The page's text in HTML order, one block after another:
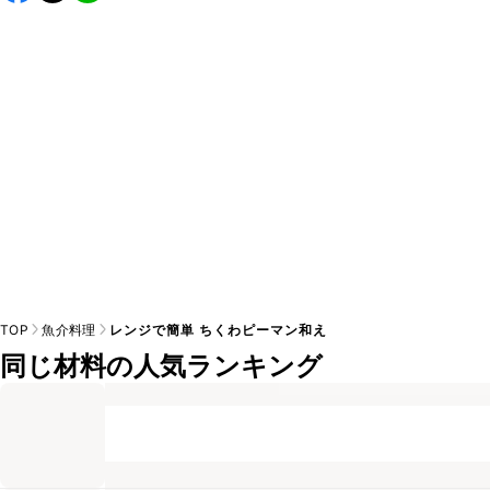
TOP 魚介料理 レンジで簡単 ちくわピーマン和え
同じ材料の人気ランキング